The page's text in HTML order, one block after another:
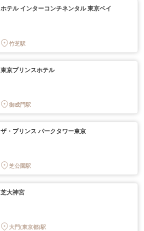
ホテル インターコンチネンタル 東京ベイ
竹芝駅
東京プリンスホテル
御成門駅
ザ・プリンス パークタワー東京
芝公園駅
芝大神宮
大門(東京都)駅